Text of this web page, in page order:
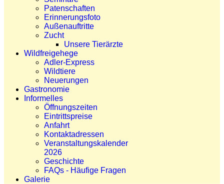
Patenschaften
Erinnerungsfoto
Außenauftritte
Zucht
Unsere Tierärzte
Wildfreigehege
Adler-Express
Wildtiere
Neuerungen
Gastronomie
Informelles
Öffnungszeiten
Eintrittspreise
Anfahrt
Kontaktadressen
Veranstaltungskalender
2026
Geschichte
FAQs - Häufige Fragen
Galerie